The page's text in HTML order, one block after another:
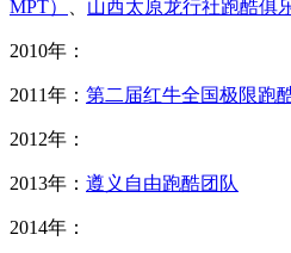
MPT）
山西太原龙行社跑酷俱
2010年：
2011年： 第二届红牛全国极限跑
2012年：
2013年： 遵义自由跑酷团队
2014年：